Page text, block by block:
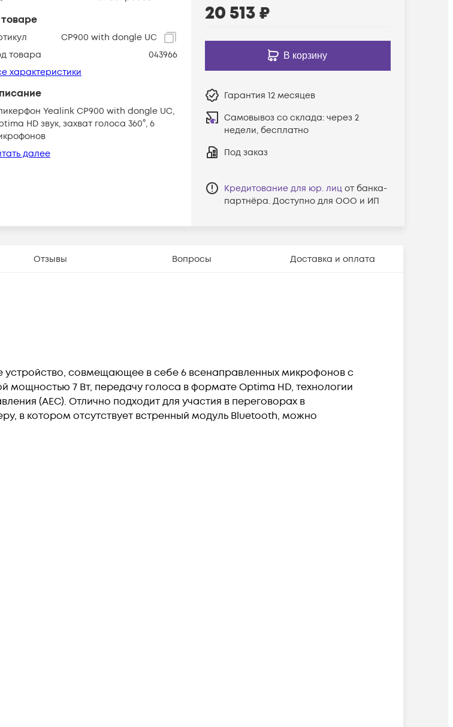
CP900 with dongle UC
товара
043966
характеристики
Yealink CP900 with dongle UC,
HD звук, захват голоса 360°, 6
далее
20 513₽
В корзину
Гарантия 12 месяцев
Самовывоз со склада: через 2
недели, бесплатно
Под заказ
Кредитование для юр. лиц от банка-
партнёра. Доступно для ООО и ИП
Отзывы Вопросы Доставка и оплата
устройство, совмещающее в себе 6 всенаправленных микрофонов с
мощностью 7 Вт, передачу голоса в формате Optima HD, технологии
(AEC). Отлично подходит для участия в переговорах в
в котором отсутствует встренный модуль Bluetooth, можно